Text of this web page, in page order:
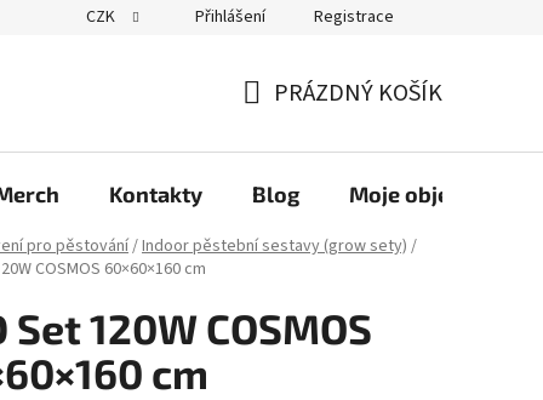
CZK Přihlášení Registrace
KOŠÍK
PRÁZDNÝ KOŠÍK
Kontakty Blog Moje objednávka
pro pěstování/Indoor pěstební sestavy (grow sety) /
COSMOS 60×60×160 cm
Set 120W COSMOS
cm